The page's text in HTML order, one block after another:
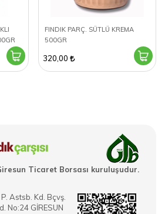
FINDIK PARÇ. SÜTLÜ KREMA
500GR
320,00
Ticaret Borsası kuruluşudur.
Astsb. Kd. Bçvş.
No:24 GİRESUN